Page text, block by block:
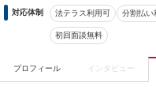
対応体制 法テラス利用可 分割払い
初回面談無料
プロフィール インタビュー